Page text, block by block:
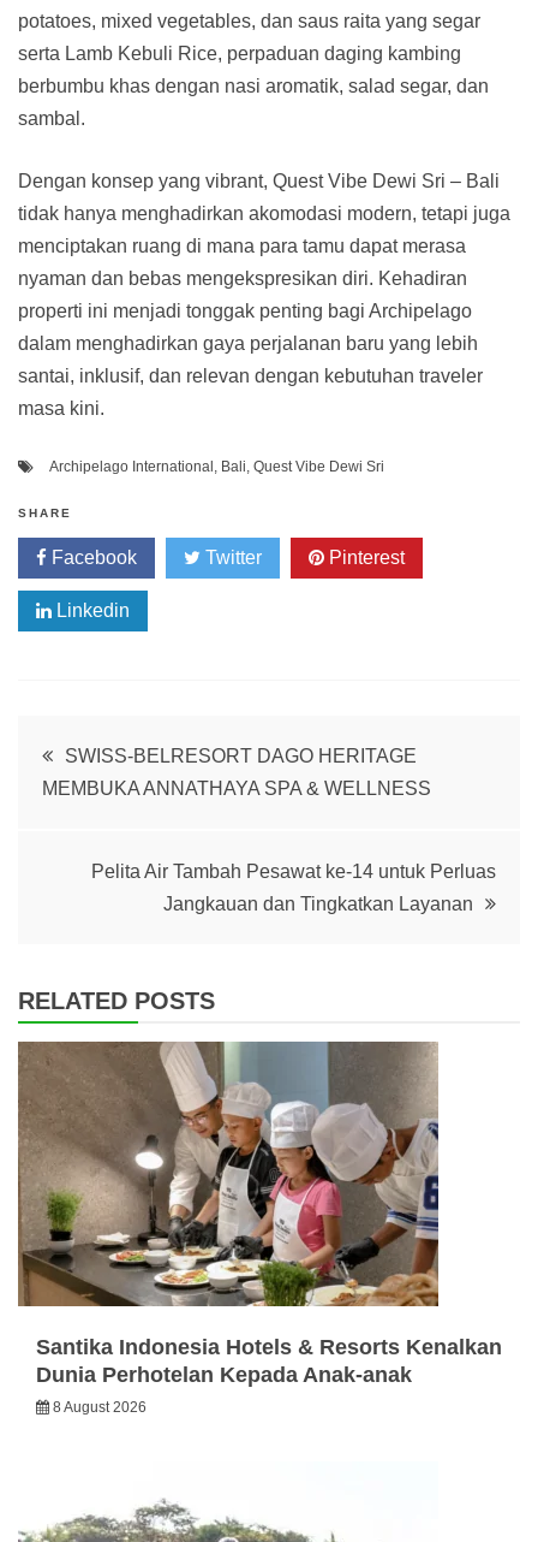
potatoes, mixed vegetables, dan saus raita yang segar
serta Lamb Kebuli Rice, perpaduan daging kambing
berbumbu khas dengan nasi aromatik, salad segar, dan
sambal.
Dengan konsep yang vibrant, Quest Vibe Dewi Sri – Bali
tidak hanya menghadirkan akomodasi modern, tetapi juga
menciptakan ruang di mana para tamu dapat merasa
nyaman dan bebas mengekspresikan diri. Kehadiran
properti ini menjadi tonggak penting bagi Archipelago
dalam menghadirkan gaya perjalanan baru yang lebih
santai, inklusif, dan relevan dengan kebutuhan traveler
masa kini.
Archipelago International Bali Quest Vibe Dewi Sri
SHARE
Facebook Twitter Pinterest
Linkedin
Post
SWISS-BELRESORT DAGO HERITAGE
MEMBUKA ANNATHAYA SPA & WELLNESS
Pelita Air Tambah Pesawat ke-14 untuk Perluas
Jangkauan dan Tingkatkan Layanan
RELATED POSTS
Santika Indonesia Hotels & Resorts Kenalkan
Dunia Perhotelan Kepada Anak-anak
8 August 2026